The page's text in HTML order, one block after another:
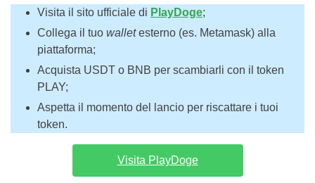
Visita il sito ufficiale di PlayDoge;
Collega il tuo walletesterno (es. Metamask) alla
piattaforma;
Acquista USDT o BNB per scambiarli con il token
PLAY;
Aspetta il momento del lancio per riscattare i tuoi
token.
Visita PlayDoge